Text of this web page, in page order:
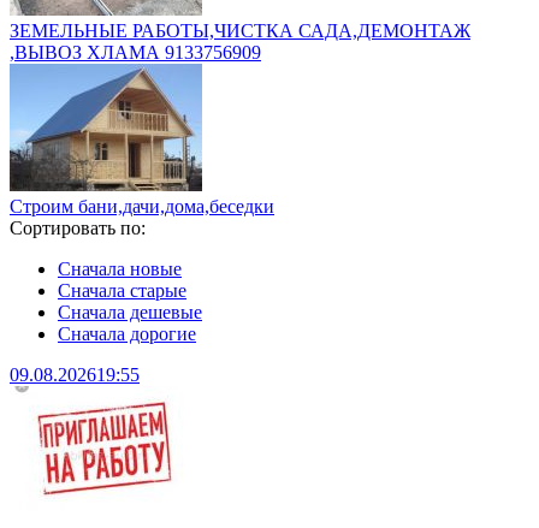
ЗЕМЕЛЬНЫЕ РАБОТЫ,ЧИСТКА САДА,ДЕМОНТАЖ
,ВЫВОЗ ХЛАМА 9133756909
Строим бани,дачи,дома,беседки
Сортировать по:
Сначала новые
Сначала старые
Сначала дешевые
Сначала дорогие
09.08.202619:55